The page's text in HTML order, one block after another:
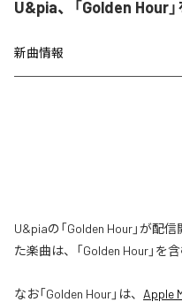
U&pia、「Golden Hour
新曲情報
U&piaの「Golden Hour」が配
た楽曲は、「Golden Hour」を
なお「Golden Hour」は、 Apple